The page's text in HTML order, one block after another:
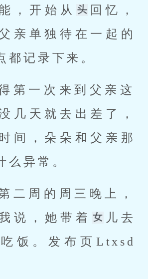
，开始从
回忆，
亲单独待在一起的
都记录下来。
几天就去出差了，
间，朵朵和父亲那
么异常。
说，她带着
儿去
饭。发布页Ltxsd